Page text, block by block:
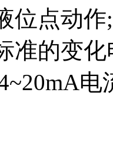
位点动
准的变
电